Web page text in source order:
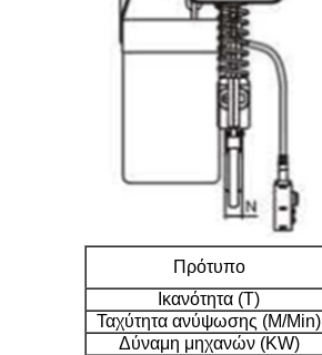
Πρότυπο
Ικανότητα (Τ)
Ταχύτητα ανύψωσης (M/Min)
Δύναμη μηχανών (KW)